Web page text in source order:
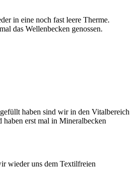
in eine noch fast leere Therme.
das Wellenbecken genossen.
haben sind wir in den Vitalbereich
haben erst mal in Mineralbecken
wieder uns dem Textilfreien